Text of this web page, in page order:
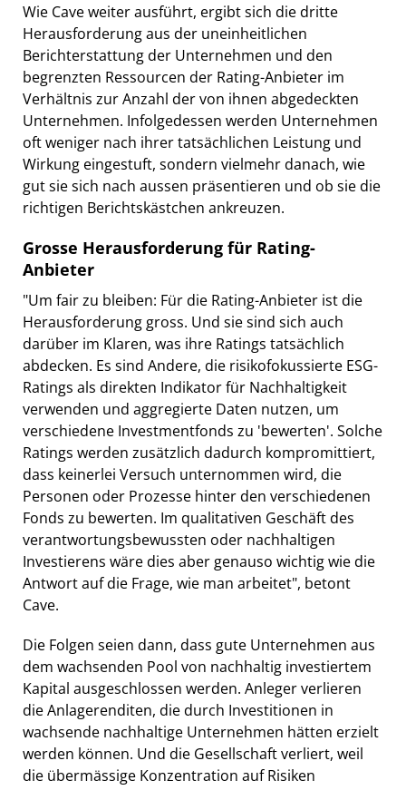
Wie Cave weiter ausführt, ergibt sich die dritte
Herausforderung aus der uneinheitlichen
Berichterstattung der Unternehmen und den
begrenzten Ressourcen der Rating-Anbieter im
Verhältnis zur Anzahl der von ihnen abgedeckten
Unternehmen. Infolgedessen werden Unternehmen
oft weniger nach ihrer tatsächlichen Leistung und
Wirkung eingestuft, sondern vielmehr danach, wie
gut sie sich nach aussen präsentieren und ob sie die
richtigen Berichtskästchen ankreuzen.
Grosse Herausforderung für Rating-
Anbieter
"Um fair zu bleiben: Für die Rating-Anbieter ist die
Herausforderung gross. Und sie sind sich auch
darüber im Klaren, was ihre Ratings tatsächlich
abdecken. Es sind Andere, die risikofokussierte ESG-
Ratings als direkten Indikator für Nachhaltigkeit
verwenden und aggregierte Daten nutzen, um
verschiedene Investmentfonds zu 'bewerten'. Solche
Ratings werden zusätzlich dadurch kompromittiert,
dass keinerlei Versuch unternommen wird, die
Personen oder Prozesse hinter den verschiedenen
Fonds zu bewerten. Im qualitativen Geschäft des
verantwortungsbewussten oder nachhaltigen
Investierens wäre dies aber genauso wichtig wie die
Antwort auf die Frage, wie man arbeitet", betont
Cave.
Die Folgen seien dann, dass gute Unternehmen aus
dem wachsenden Pool von nachhaltig investiertem
Kapital ausgeschlossen werden. Anleger verlieren
die Anlagerenditen, die durch Investitionen in
wachsende nachhaltige Unternehmen hätten erzielt
werden können. Und die Gesellschaft verliert, weil
die übermässige Konzentration auf Risiken